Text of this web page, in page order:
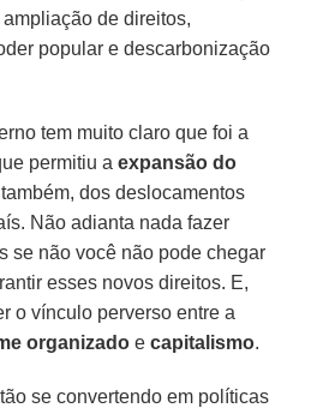
de direitos,
popular e descarbonização
tem muito claro que foi a
permitiu aexpansão do
dos deslocamentos
Não adianta nada fazer
se não você não pode chegar
esses novos direitos. E,
o vínculo perverso entre a
organizado ecapitalismo.
se convertendo em políticas